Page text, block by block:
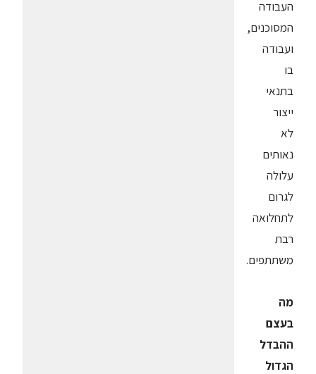
העבודה
המסוכנים,
ועבודה
בו
בתנאי
ייצור
לא
נאותים
עלולה
לגרום
לתחלואה
רבת
משתתפים.
מה
בעצם
ההבדל
הגדול